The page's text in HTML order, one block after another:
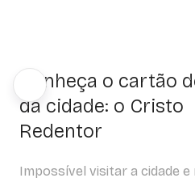
Conheça o cartão
da cidade: o Cristo
Redentor
Impossível visitar a cidade e